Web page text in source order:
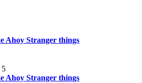
Ahoy Stranger things
5
Ahoy Stranger things